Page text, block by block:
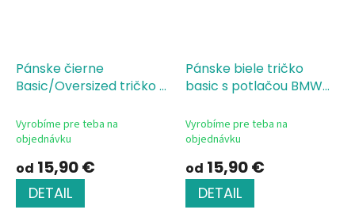
Pánske čierne
Basic/Oversized tričko s
auto
Vyrobíme pre teba na
objednávku
od 15,90 €
DETAIL
Pánske biele tričko
basic s potlačou BMW
Vyrobíme pre teba na
objednávku
od 15,90 €
DETAIL